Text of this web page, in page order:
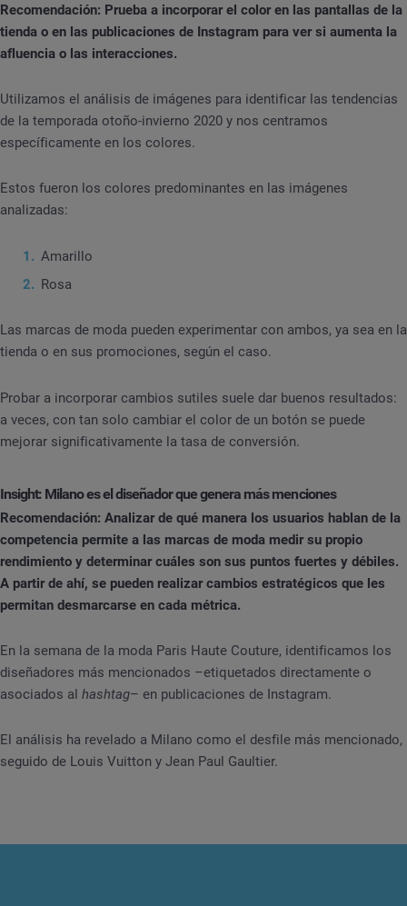
Recomendación: Prueba a incorporar el color en las pantallas de la
tienda o en las publicaciones de Instagram para ver si aumenta la
afluencia o las interacciones.
Utilizamos el análisis de imágenes para identificar las tendencias
de la temporada otoño-invierno 2020 y nos centramos
específicamente en los colores.
Estos fueron los colores predominantes en las imágenes
analizadas:
Amarillo
Rosa
Las marcas de moda pueden experimentar con ambos, ya sea en la
tienda o en sus promociones, según el caso.
Probar a incorporar cambios sutiles suele dar buenos resultados:
a veces, con tan solo cambiar el color de un botón se puede
mejorar significativamente la tasa de conversión.
Insight: Milano es el diseñador que genera más menciones
Recomendación: Analizar de qué manera los usuarios hablan de la
competencia permite a las marcas de moda medir su propio
rendimiento y determinar cuáles son sus puntos fuertes y débiles.
A partir de ahí, se pueden realizar cambios estratégicos que les
permitan desmarcarse en cada métrica.
En la semana de la moda Paris Haute Couture, identificamos los
diseñadores más mencionados –etiquetados directamente o
asociados al hashtag– en publicaciones de Instagram.
El análisis ha revelado a Milano como el desfile más mencionado,
seguido de Louis Vuitton y Jean Paul Gaultier.